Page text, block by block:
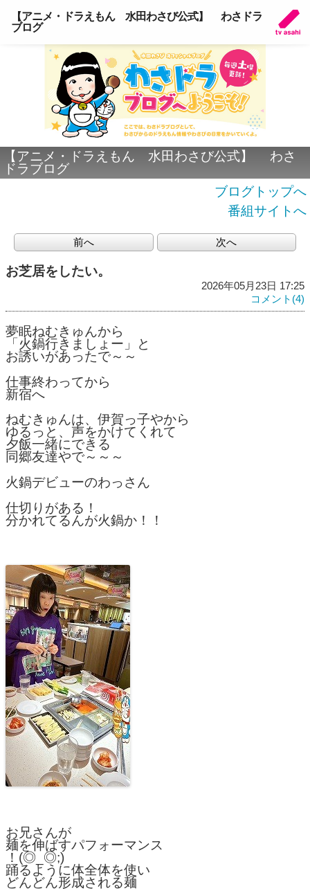
【アニメ・ドラえもん 水田わさび公式】 わさドラ
ブログ
【アニメ・ドラえもん 水田わさび公式】 わさ
ドラブログ
ブログトップへ
番組サイトへ
前へ 次へ
お芝居をしたい。
2026年05月23日 17:25
コメント(4)
夢眠ねむきゅんから
「火鍋行きましょー」と
お誘いがあったで～～
仕事終わってから
新宿へ
ねむきゅんは、伊賀っ子やから
ゆるっと、声をかけてくれて
夕飯一緒にできる
同郷友達やで～～～
火鍋デビューのわっさん
仕切りがある！
分かれてるんが火鍋か！！
お兄さんが
麺を伸ばすパフォーマンス
！(◎_◎;)
踊るように体全体を使い
どんどん形成される麺